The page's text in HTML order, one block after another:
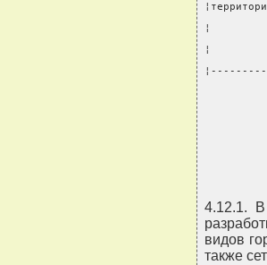
¦
¦
4.12.1.
видов
также